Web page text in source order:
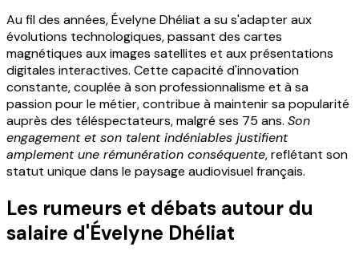
Au fil des années, Évelyne Dhéliat a su s'adapter aux
évolutions technologiques, passant des cartes
magnétiques aux images satellites et aux présentations
digitales interactives. Cette capacité d'innovation
constante, couplée à son professionnalisme et à sa
passion pour le métier, contribue à maintenir sa popularité
auprès des téléspectateurs, malgré ses 75 ans. Son
engagement et son talent indéniables justifient
amplement une rémunération conséquente, reflétant son
statut unique dans le paysage audiovisuel français.
Les rumeurs et débats autour du
salaire d'Évelyne Dhéliat